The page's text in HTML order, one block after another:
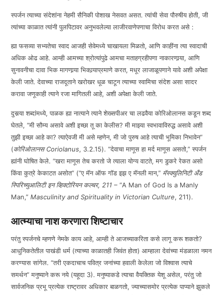
स्पर्जन त्याच्या संदेशांना नेहमी सैनिकी पोशाख नेसवत असत. त्यांची सेवा पौरुषीय होती, जी
त्यांच्या काळात त्यांनी पुलपिटावर अनुभवलेल्या लाजीरवाणेपणाचा विरोध करत असे :
ह्या फसव्या सभ्यतेचा स्वाद आजही सेवेमध्ये चाखायला मिळतो, आणि काहींना त्या स्वादाची
अधिक ओढ आहे. आम्ही आमच्या श्रोत्यांपुढे आमचा मताहग्रहीपणा नाकारणार्‍या, आणि
सुनावनीचा दावा भिक मागणार्‍या भिकार्‍याप्रमाणे करत, मधूर लाजाळूपणाने यावे अशी अपेक्षा
केली जाते. देवाच्या राजदूताने खरोखर धूळ चाटून त्याच्या स्वामिचा संदेश असा सादर
करावा जणूकाही त्याने रजा मागितली आहे, अशी अपेक्षा केली जाते.
दुसर्‍या शब्दांमध्ये, पाळक ह्या नात्याने त्याने शेख्सपीअर चा लढवैया कोरिओलानस कडून शब्द
घेतले, “मी सौम्य असावे अशी इच्छा तू का केलीस? मी माझ्या स्वभावाविरुद्ध असावे अशी
तुझी इच्छा आहे का? त्याऐवजी मी असे म्हणेन, मी जो पुरुष आहे त्याची भूमिका निभावेन”
(कोरिओलानसCoriolanus, 3.2.15). “देवाचा माणूस हा मर्द माणूस असतो,” स्पर्जन
ह्यांनी घोषित केले. “खरा माणूस तेच करतो जे त्याला योग्य वाटते, मग डुकरे रेकत असो
किंवा कुत्रे केकाटत असोत” (“ए मॅन ऑफ गॉड इझ ए मॅनली मान,” मॅस्क्युलिनिटी अँड
स्पिरिच्युआलिटी इन व्हिक्टोरियन कल्चर, 211 –“A Man of God Is a Manly
Man,”Masculinity and Spirituality in Victorian Culture, 211).
आत्म्याचा नाश करणारा शिष्टाचार
परंतु स्पर्जनचे म्हणणे नेमके काय आहे, आम्ही ते आजच्याकरिता कसे लागू करू शकतो?
आधुनिकतेतील पाखंडी धर्म (त्याच्या काळातही जिवंत होता) आम्हाला देवांच्या मंडळाला नमन
करण्यास सांगेल. “तरी एकदाचाच पवित्र जनांच्या हवाली केलेला जो विश्वास त्याचे
समर्थन” मनुष्याने करू नये (यहूदा 3). मनुष्याकडे त्याचा वैयक्तिक येशू असेल, परंतु जो
सार्वजनिक प्रभू प्रत्येक राष्ट्रावर अधिकार बाळगतो, ज्याच्यासमोर प्रत्येक पाप्याने झुकले